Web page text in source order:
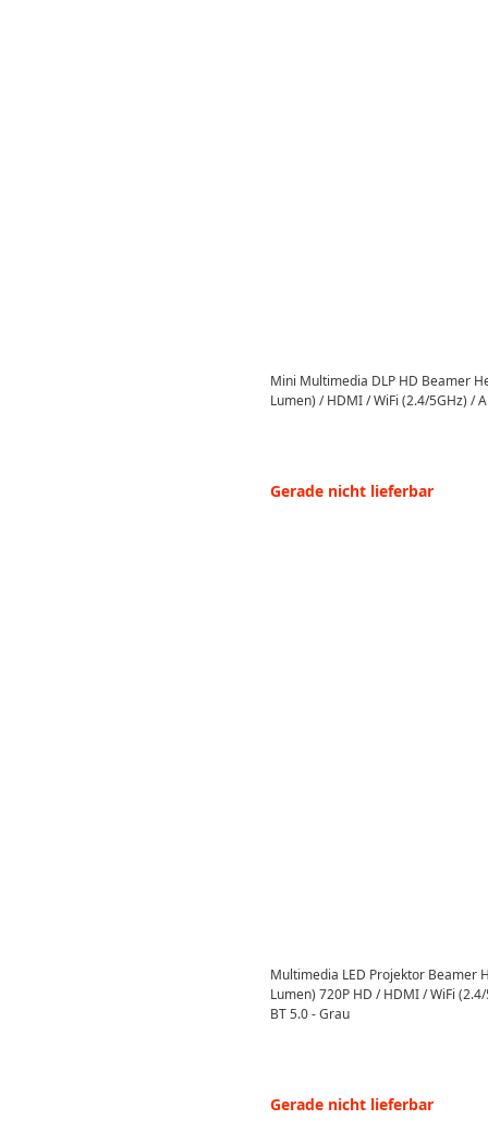
Mini Multimedia DLP HD Beamer
Lumen) / HDMI / WiFi (2.4/5GHz) /
Gerade nicht lieferbar
Multimedia LED Projektor Beamer
Lumen) 720P HD / HDMI / WiFi
BT 5.0 - Grau
Gerade nicht lieferbar